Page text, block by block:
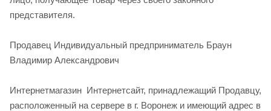
представителя.
Продавец Индивидуальный предприниматель Браун
Владимир Александрович
Интернет­магазин ­ Интернет­сайт, принадлежащий Продавцу,
расположенный на сервере в г. Воронеж и имеющий адрес в